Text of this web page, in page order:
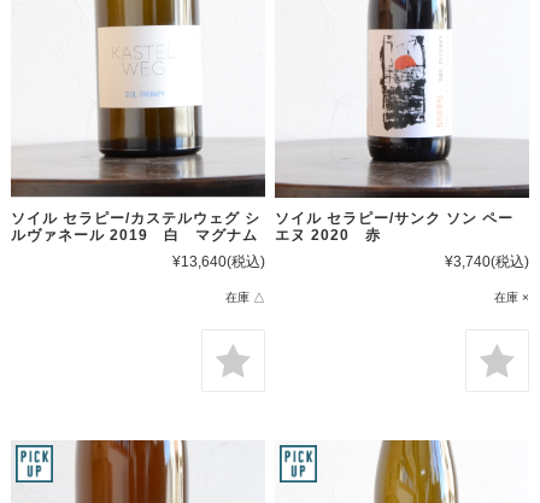
ソイル セラピー/カステルウェグ シ
ルヴァネール 2019 白 マグナム
¥13,640(税込)
在庫 △
ソイル セラピー/サンク ソン ペー
エヌ 2020 赤
¥3,740(税込)
在庫 ×